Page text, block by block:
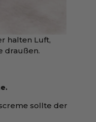
halten Luft,
draußen.
sollte der